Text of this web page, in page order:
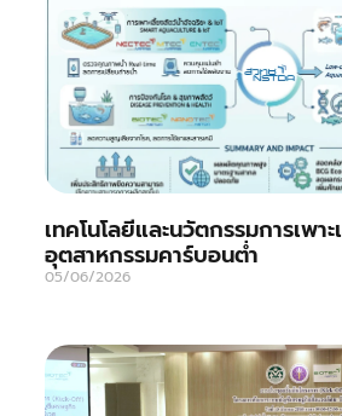
เทคโนโลยีและนวัตกรรมการเพา
อุตสาหกรรมคาร์บอนต่ำ
05/06/2026